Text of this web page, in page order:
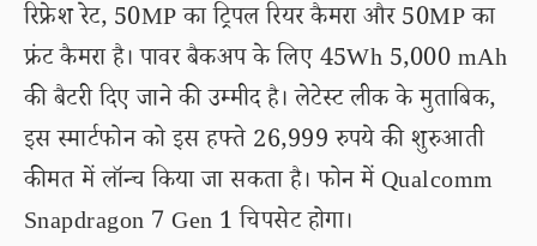
रिफ्रेश रेट, 50MP का ट्रिपल रियर कैमरा और 50MP का
फ्रंट कैमरा है। पावर बैकअप के लिए 45Wh 5,000 mAh
की बैटरी दिए जाने की उम्मीद है। लेटेस्ट लीक के मुताबिक,
इस स्मार्टफोन को इस हफ्ते 26,999 रुपये की शुरुआती
कीमत में लॉन्च किया जा सकता है। फोन में Qualcomm
Snapdragon 7 Gen 1 चिपसेट होगा।